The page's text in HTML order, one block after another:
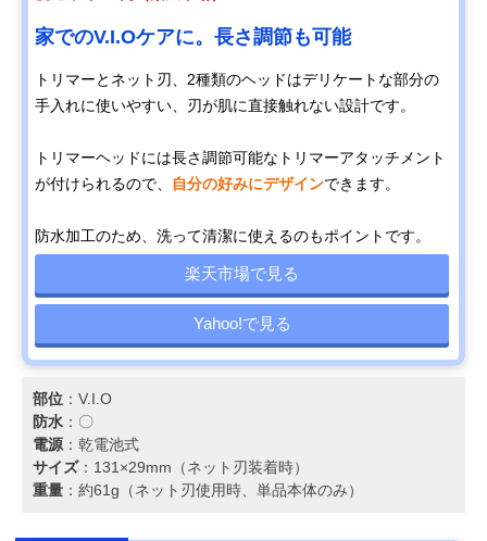
家でのV.I.Oケアに。長さ調節も可能
トリマーとネット刃、2種類のヘッドはデリケートな部分の
手入れに使いやすい、刃が肌に直接触れない設計です。
トリマーヘッドには長さ調節可能なトリマーアタッチメント
が付けられるので、
自分の好みにデザインできます。
防水加工のため、洗って清潔に使えるのもポイントです。
楽天市場で見る
Yahoo!で見る
部位 ：V.I.O
防水 ：〇
電源：乾電池式
サイズ：131×29mm（ネット刃装着時）
重量 ：約61g（ネット刃使用時、単品本体のみ）